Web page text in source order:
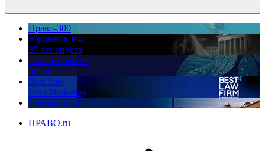
Право-300
Юррынок РФ:
35 лет спустя
Экологическое
право
Best Law
Firm Marketing
ПМЮФ 2026
ПРАВО.ru